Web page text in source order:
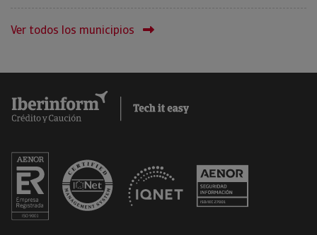
Ver todos los municipios